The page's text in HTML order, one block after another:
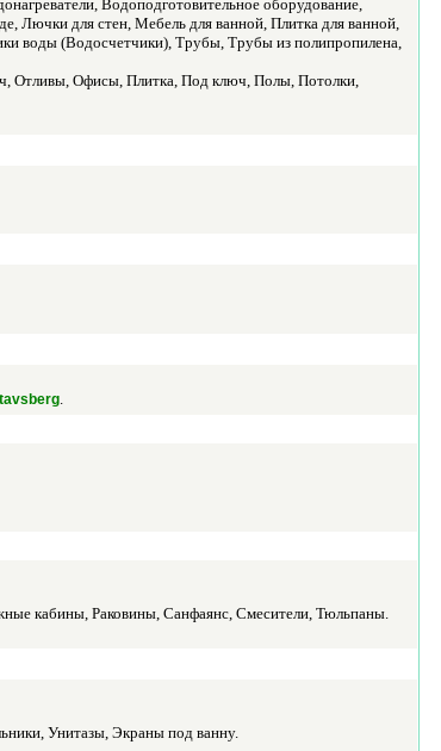
Водоподготовительное оборудование,
для стен, Мебель для ванной, Плитка для ванной,
воды (Водосчетчики), Трубы, Трубы из полипропилена,
Отливы, Офисы, Плитка, Под ключ, Полы, Потолки,
.
кабины, Раковины, Санфаянс, Смесители, Тюльпаны.
Унитазы, Экраны под ванну.